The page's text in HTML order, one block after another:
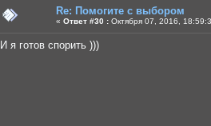
Re: Помогите с выбором
« Ответ #30 : Октября 07, 2016,
И я готов спорить )))